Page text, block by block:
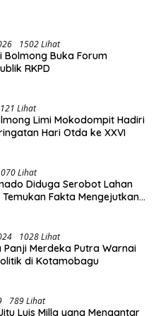
1502 Lihat
Bolmong Buka Forum
RKPD
Lihat
Limi Mokodompit Hadiri
Hari Otda ke XXVI
Lihat
Diduga Serobot Lahan
Temukan Fakta Mengejutkan
1028 Lihat
Panji Merdeka Putra Warnai
di Kotamobagu
789 Lihat
Luis Milla yang Mengantar